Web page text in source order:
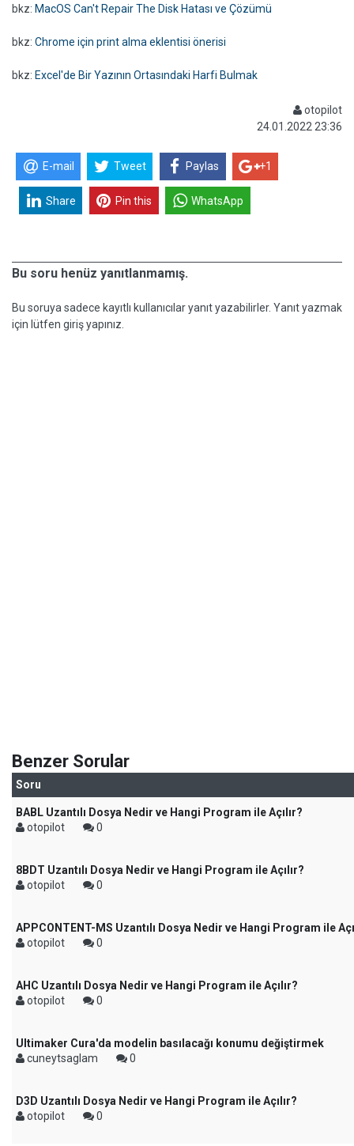
bkz: MacOS Can't Repair The Disk Hatası ve Çözümü
bkz: Chrome için print alma eklentisi önerisi
bkz: Excel'de Bir Yazının Ortasındaki Harfi Bulmak
otopilot
24.01.2022 23:36
E-mail Tweet Paylas +1
Share Pin this WhatsApp
Bu soru henüz yanıtlanmamış.
Bu soruya sadece kayıtlı kullanıcılar yanıt yazabilirler. Yanıt yazmak
için lütfen giriş yapınız.
Benzer Sorular
Soru
BABL Uzantılı Dosya Nedir ve Hangi Program ile Açılır?
otopilot
0
8BDT Uzantılı Dosya Nedir ve Hangi Program ile Açılır?
otopilot
0
APPCONTENT-MS Uzantılı Dosya Nedir ve Hangi Program ile
otopilot
0
AHC Uzantılı Dosya Nedir ve Hangi Program ile Açılır?
otopilot
0
Ultimaker Cura'da modelin basılacağı konumu değiştirmek
cuneytsaglam
0
D3D Uzantılı Dosya Nedir ve Hangi Program ile Açılır?
otopilot
0